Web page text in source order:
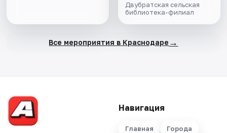
Двубратская сельская
библиотека-филиал
Все мероприятия в Краснодаре →
Навигация
Главная Города